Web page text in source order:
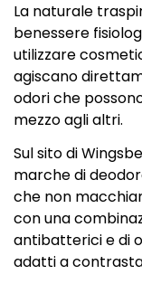
La naturale
benessere
utilizzare
agiscano
odori che
mezzo agli altri.
Sul sito di
marche di
che non
con una
antibatterici e di
adatti a